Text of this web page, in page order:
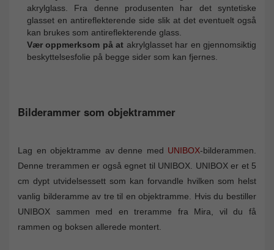
akrylglass. Fra denne produsenten har det syntetiske
glasset en antireflekterende side slik at det eventuelt også
kan brukes som antireflekterende glass.
Vær oppmerksom på at akrylglasset har en gjennomsiktig
beskyttelsesfolie på begge sider som kan fjernes.
Bilderammer som objektrammer
Lag en objektramme av denne med UNIBOX-bilderammen.
Denne trerammen er også egnet til UNIBOX. UNIBOX er et 5
cm dypt utvidelsessett som kan forvandle hvilken som helst
vanlig bilderamme av tre til en objektramme. Hvis du bestiller
UNIBOX sammen med en treramme fra Mira, vil du få
rammen og boksen allerede montert.